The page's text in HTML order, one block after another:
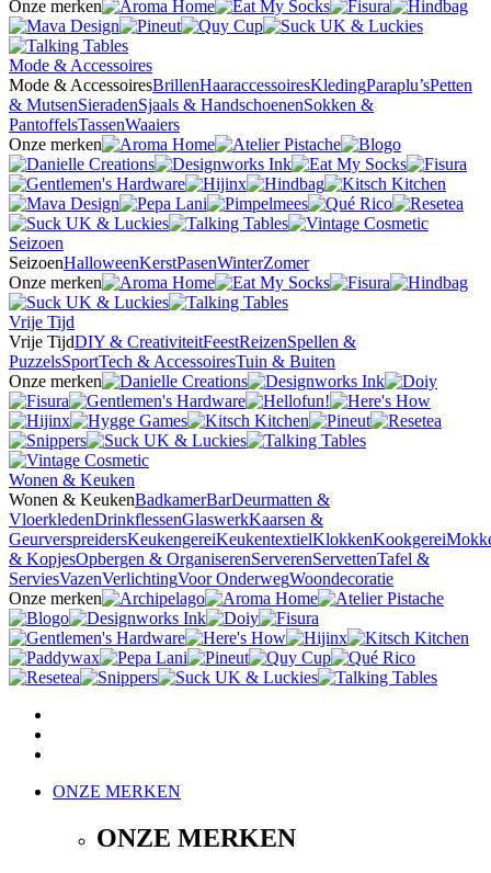
Onze merken
Mode & Accessoires
Mode & AccessoiresBrillenHaaraccessoiresKledingParaplu’sPetten
& MutsenSieradenSjaals & HandschoenenSokken &
PantoffelsTassenWaaiers
Onze merken
Seizoen
SeizoenHalloweenKerstPasenWinterZomer
Onze merken
Vrije Tijd
Vrije TijdDIY & CreativiteitFeestReizenSpellen &
PuzzelsSportTech & AccessoiresTuin & Buiten
Onze merken
Wonen & Keuken
Wonen & KeukenBadkamerBarDeurmatten &
VloerkledenDrinkflessenGlaswerkKaarsen &
GeurverspreidersKeukengereiKeukentextielKlokkenKookgerei
& KopjesOpbergen & OrganiserenServerenServettenTafel &
ServiesVazenVerlichtingVoor OnderwegWoondecoratie
Onze merken
ONZE MERKEN
ONZE MERKEN